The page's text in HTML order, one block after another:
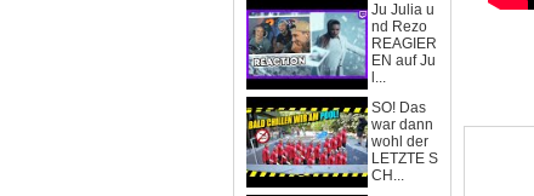
Ju Julia u
nd Rezo
REAGIER
EN auf Ju
l...
SO! Das
war dann
wohl der
LETZTE S
CH...